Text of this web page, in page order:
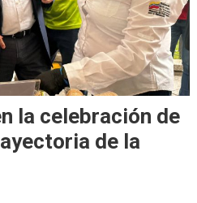
la celebración de
de la